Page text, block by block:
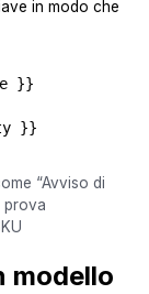
in modo che
}}
}}
“Avviso di
prova
modello